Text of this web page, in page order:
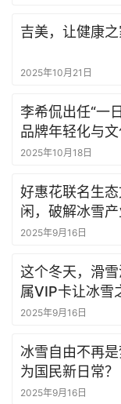
吉美，让健康
2025年10月21日
李希侃出任“一日店长” 小鸭仙酱
品牌年轻化与
2025年10月18日
好惠花联名生
闲，破解冰雪
2025年9月16日
这个冬天，滑
属VIP卡让冰雪
2025年9月16日
冰雪自由不再
为国民新日常？
2025年9月16日